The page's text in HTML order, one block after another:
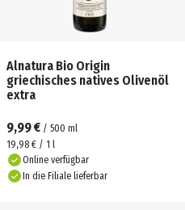
Alnatura Bio Origin
griechisches natives Olivenöl
extra
9,99 € / 500 ml
19,98 € / 1 l
Online verfügbar
In die Filiale lieferbar